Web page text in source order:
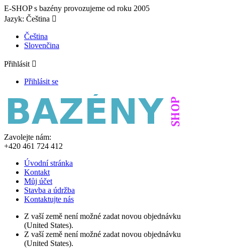
E-SHOP s bazény provozujeme od roku 2005
Jazyk: Čeština 
Čeština
Slovenčina
Přihlásit 
Přihlásit se
Zavolejte nám:
+420 461 724 412
Úvodní stránka
Kontakt
Můj účet
Stavba a údržba
Kontaktujte nás
Z vaší země není možné zadat novou objednávku
(United States).
Z vaší země není možné zadat novou objednávku
(United States).